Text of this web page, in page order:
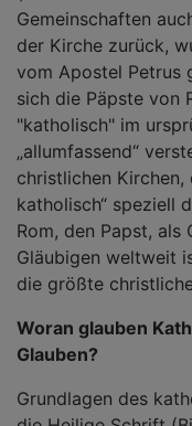
Gemeinschaften
der Kirche zurück,
vom Apostel Petrus
sich die Päpste von
"katholisch" im
„allumfassend“
christlichen Kirchen,
katholisch“ speziell
Rom, den Papst, als
Gläubigen weltweit
die größte
Woran glauben
Glauben?
Grundlagen des